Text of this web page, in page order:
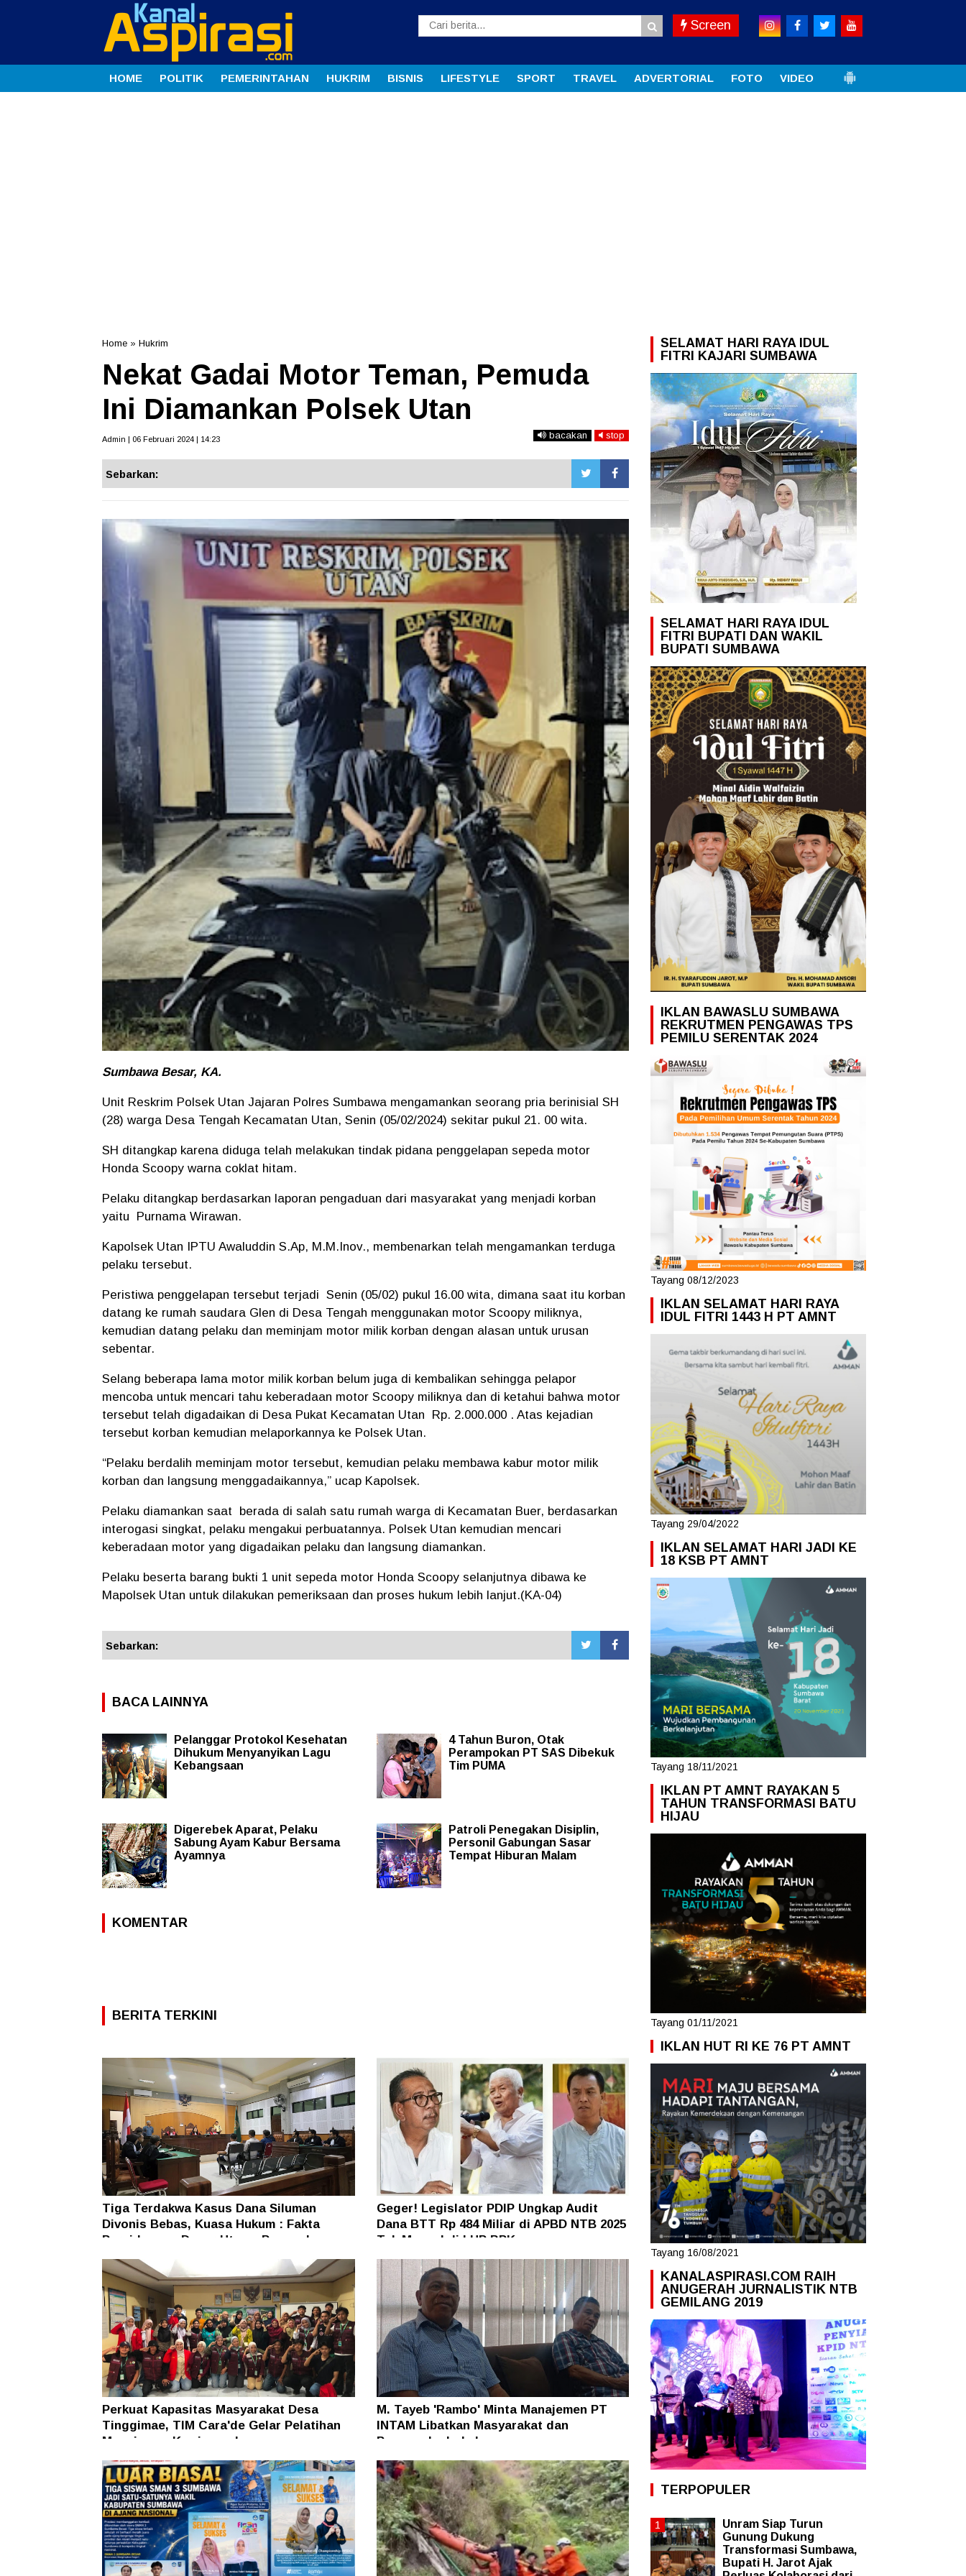
Screen
HOME POLITIK PEMERINTAHAN HUKRIM BISNIS LIFESTYLE SPORT TRAVEL ADVERTORIAL FOTO VIDEO
Home » Hukrim
Nekat Gadai Motor Teman, Pemuda
Ini Diamankan Polsek Utan
Admin | 06 Februari 2024 | 14:23 bacakan stop
Sebarkan:
Sumbawa Besar, KA.
Unit Reskrim Polsek Utan Jajaran Polres Sumbawa mengamankan seorang pria berinisial SH
(28) warga Desa Tengah Kecamatan Utan, Senin (05/02/2024) sekitar pukul 21. 00 wita.
SH ditangkap karena diduga telah melakukan tindak pidana penggelapan sepeda motor
Honda Scoopy warna coklat hitam.
Pelaku ditangkap berdasarkan laporan pengaduan dari masyarakat yang menjadi korban
yaitu Purnama Wirawan.
Kapolsek Utan IPTU Awaluddin S.Ap, M.M.Inov., membenarkan telah mengamankan terduga
pelaku tersebut.
Peristiwa penggelapan tersebut terjadi Senin (05/02) pukul 16.00 wita, dimana saat itu korban
datang ke rumah saudara Glen di Desa Tengah menggunakan motor Scoopy miliknya,
kemudian datang pelaku dan meminjam motor milik korban dengan alasan untuk urusan
sebentar.
Selang beberapa lama motor milik korban belum juga di kembalikan sehingga pelapor
mencoba untuk mencari tahu keberadaan motor Scoopy miliknya dan di ketahui bahwa motor
tersebut telah digadaikan di Desa Pukat Kecamatan Utan Rp. 2.000.000 . Atas kejadian
tersebut korban kemudian melaporkannya ke Polsek Utan.
“Pelaku berdalih meminjam motor tersebut, kemudian pelaku membawa kabur motor milik
korban dan langsung menggadaikannya,” ucap Kapolsek.
Pelaku diamankan saat berada di salah satu rumah warga di Kecamatan Buer, berdasarkan
interogasi singkat, pelaku mengakui perbuatannya. Polsek Utan kemudian mencari
keberadaan motor yang digadaikan pelaku dan langsung diamankan.
Pelaku beserta barang bukti 1 unit sepeda motor Honda Scoopy selanjutnya dibawa ke
Mapolsek Utan untuk dilakukan pemeriksaan dan proses hukum lebih lanjut.(KA-04)
Sebarkan:
BACA LAINNYA
Pelanggar Protokol Kesehatan
Dihukum Menyanyikan Lagu
Kebangsaan
4 Tahun Buron, Otak
Perampokan PT SAS Dibekuk
Tim PUMA
Digerebek Aparat, Pelaku
Sabung Ayam Kabur Bersama
Ayamnya
Patroli Penegakan Disiplin,
Personil Gabungan Sasar
Tempat Hiburan Malam
KOMENTAR
BERITA TERKINI
Tiga Terdakwa Kasus Dana Siluman
Divonis Bebas, Kuasa Hukum : Fakta
Persidangan Dasar Utama Penegakan
Hukum
Geger! Legislator PDIP Ungkap Audit
Dana BTT Rp 484 Miliar di APBD NTB 2025
Tak Muncul di LHP BPK
Perkuat Kapasitas Masyarakat Desa
Tinggimae, TIM Cara'de Gelar Pelatihan
Manajemen Kewirausahaan
M. Tayeb 'Rambo' Minta Manajemen PT
INTAM Libatkan Masyarakat dan
Pengusaha Lokal
SELAMAT HARI RAYA IDUL
FITRI KAJARI SUMBAWA
SELAMAT HARI RAYA IDUL
FITRI BUPATI DAN WAKIL
BUPATI SUMBAWA
IKLAN BAWASLU SUMBAWA
REKRUTMEN PENGAWAS TPS
PEMILU SERENTAK 2024
Tayang 08/12/2023
IKLAN SELAMAT HARI RAYA
IDUL FITRI 1443 H PT AMNT
Tayang 29/04/2022
IKLAN SELAMAT HARI JADI KE
18 KSB PT AMNT
Tayang 18/11/2021
IKLAN PT AMNT RAYAKAN 5
TAHUN TRANSFORMASI BATU
HIJAU
Tayang 01/11/2021
IKLAN HUT RI KE 76 PT AMNT
Tayang 16/08/2021
KANALASPIRASI.COM RAIH
ANUGERAH JURNALISTIK NTB
GEMILANG 2019
TERPOPULER
Unram Siap Turun
Gunung Dukung
Transformasi Sumbawa,
Bupati H. Jarot Ajak